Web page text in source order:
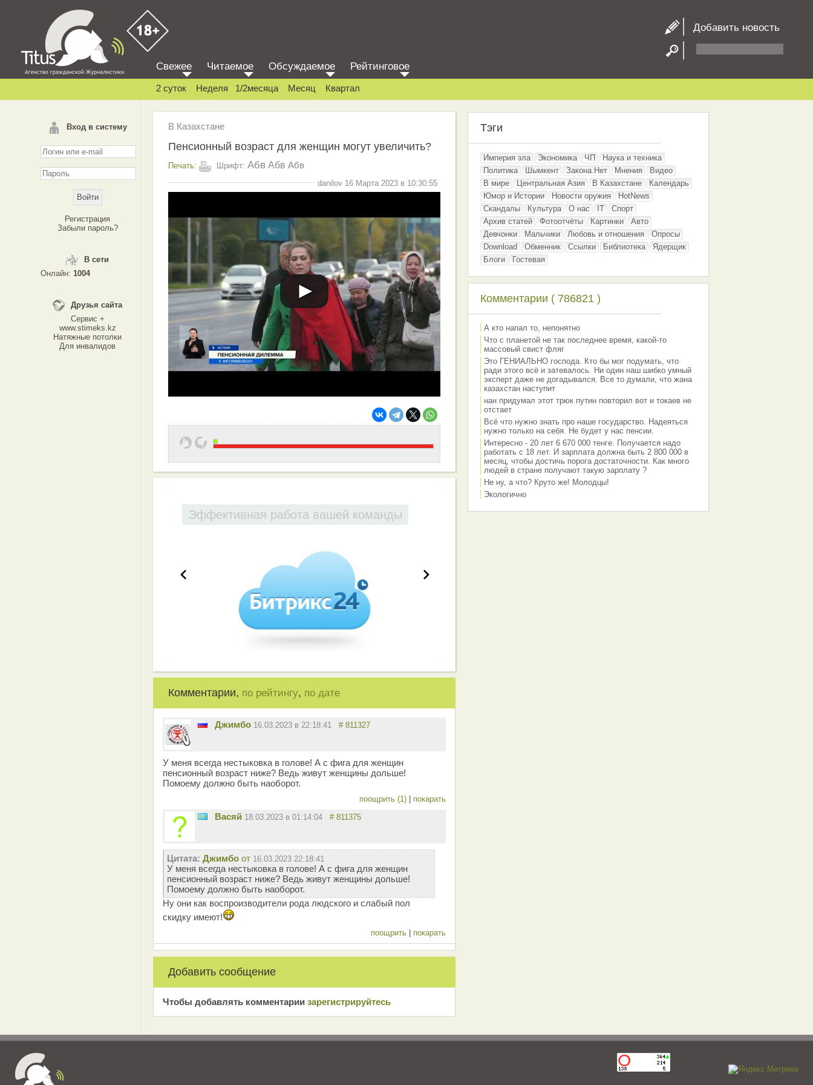
Добавить новость
Вход в систему
Регистрация
Забыли пароль?
В сети
Онлайн: 1004
Друзья сайта
Сервис +
www.stimeks.kz
Натяжные потолки
Для инвалидов
Свежее Читаемое Обсуждаемое Рейтинговое
2 суток Неделя 1/2месяца Месяц Квартал
В Казахстане
Пенсионный возраст для женщин могут увеличить?
Печать: Шрифт: Абв Абв Абв
danilov 16 Марта 2023 в 10:30:55
Эффективная работа вашей команды
Комментарии, по рейтингу, по дате
Джимбо 16.03.2023 в 22:18:41 # 811327
У меня всегда нестыковка в голове! А с фига для женщин
пенсионный возраст ниже? Ведь живут женщины дольше!
Помоему должно быть наоборот.
поощрить (1) | покарать
Васяй 18.03.2023 в 01:14:04 # 811375
Цитата: Джимбо от 16.03.2023 22:18:41
У меня всегда нестыковка в голове! А с фига для женщин
пенсионный возраст ниже? Ведь живут женщины дольше!
Помоему должно быть наоборот.
Ну они как воспроизводители рода людского и слабый пол
скидку имеют!
поощрить | покарать
Добавить сообщение
Чтобы добавлять комментарии зарeгиcтрирyйтeсь
Тэги
Империя зла Экономика ЧП
Наука и техника
Политика
Шымкент Закона.Нет Мнения
Видео
В мире
Центральная Азия В Казахстане
Календарь
Юмор и Истории
Новости оружия
HotNews
Скандалы
Культура О нас IT
Спорт
Архив статей
Фотоотчёты Картинки
Авто
Девчонки
Мальчики Любовь и отношения
Опросы
Download
Обменник Ссылки Библиотека
Ядерщик
Блоги
Гостевая
Комментарии ( 786821 )
А кто напал то, непонятно
Что с планетой не так последнее время, какой-то
массовый свист фляг
Это ГЕНИАЛЬНО господа. Кто бы мог подумать, что
ради этого всё и затевалось. Ни один наш шибко умный
эксперт даже не догадывался. Все то думали, что жана
казахстан наступит
нан придумал этот трюк путин повторил вот и токаев не
отстает
Всё что нужно знать про наше государство. Надеяться
нужно только на себя. Не будет у нас пенсии.
Интересно - 20 лет 6 670 000 тенге. Получается надо
работать с 18 лет. И зарплата должна быть 2 800 000 в
месяц, чтобы достичь порога достаточности. Как много
людей в стране получают такую зарплату ?
Не ну, а что? Круто же! Молодцы!
Экологично